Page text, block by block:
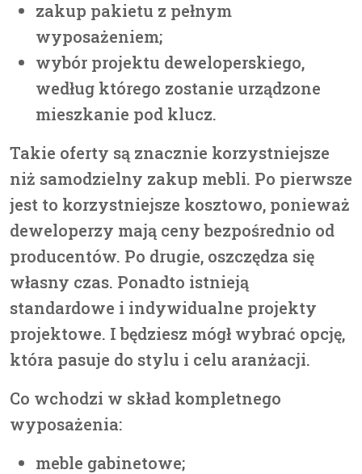
zakup pakietu z pełnym
wyposażeniem;
wybór projektu deweloperskiego,
według którego zostanie urządzone
mieszkanie pod klucz.
Takie oferty są znacznie korzystniejsze
niż samodzielny zakup mebli. Po pierwsze
jest to korzystniejsze kosztowo, ponieważ
deweloperzy mają ceny bezpośrednio od
producentów. Po drugie, oszczędza się
własny czas. Ponadto istnieją
standardowe i indywidualne projekty
projektowe. I będziesz mógł wybrać opcję,
która pasuje do stylu i celu aranżacji.
Co wchodzi w skład kompletnego
wyposażenia:
meble gabinetowe;